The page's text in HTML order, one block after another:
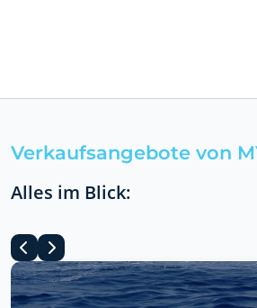
Verkaufsangebote von
Alles im Blick: